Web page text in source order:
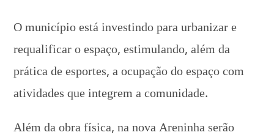
O município está investindo para urbanizar e
requalificar o espaço, estimulando, além da
prática de esportes, a ocupação do espaço com
atividades que integrem a comunidade.
Além da obra física, na nova Areninha serão